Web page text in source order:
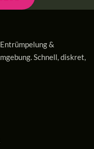
&
Schnell, diskret,